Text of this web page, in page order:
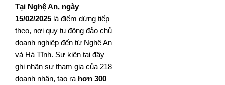
Tại Nghệ An, ngày
15/02/2025 là điểm dừng tiếp
theo, nơi quy tụ đông đảo chủ
doanh nghiệp đến từ Nghệ An
và Hà Tĩnh. Sự kiện tại đây
ghi nhận sự tham gia của 218
doanh nhân, tạo ra hơn 300